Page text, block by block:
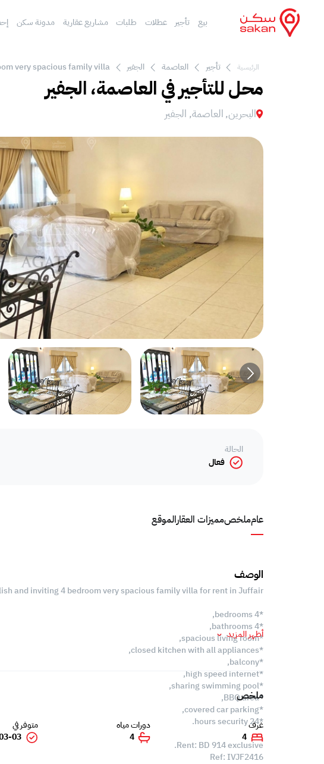
بيع تأجير عطلات طلبات مشاريع عقارية مدونة سكن
الرئيسية تأجير العاصمة الجفير very spacious family villa
محل للتأجير في العاصمة، الجفير
البحرين, العاصمة, الجفير
عامملخصمميزات العقارالموقع
الحالة
فعال
الوصف
and inviting 4 bedroom very spacious family villa for rent in Juffair.
*4 bedrooms,
*4 bathrooms,
*spacious living room,
*closed kitchen with all appliances,
*balcony,
*high speed internet,
*sharing swimming pool,
*BBQ area,
*covered car parking,
*24 hours security.
Rent: BD 914 exclusive.
Ref: IVJF2416
أظهر المزيد
ملخص
غرف
4
دورات مياه
4
متوفر في
03